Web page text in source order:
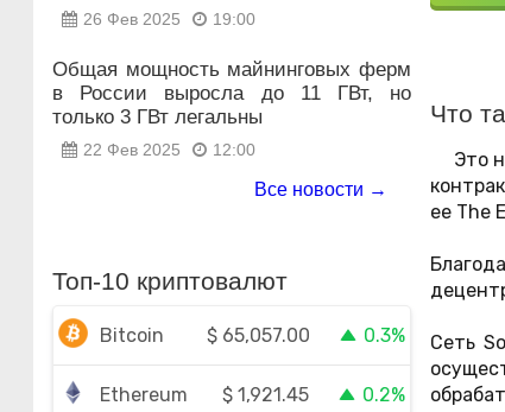
Что
Это
ее The
Сеть
26 Фев 2025 19:00
Общая мощность майнинговых ферм
в России выросла до 11 ГВт, но
только 3 ГВт легальны
22 Фев 2025 12:00
Все новости →
Топ-10 криптовалют
Bitcoin $ 65,057.00 0.3%
Ethereum $ 1,921.45 0.2%